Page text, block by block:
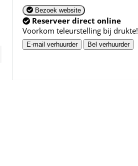
Bezoek website
Reserveer direct online
Voorkom teleurstelling bij drukte!
E-mail verhuurder Bel verhuurder